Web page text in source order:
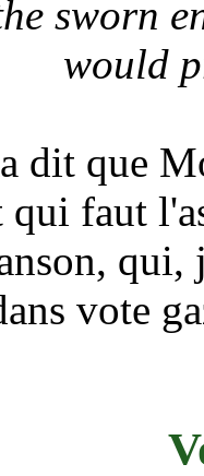
sworn
would
dit que
qui faut
vote